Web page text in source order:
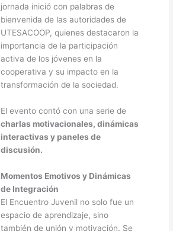
jornada inició con palabras de
bienvenida de las autoridades de
UTESACOOP, quienes destacaron la
importancia de la participación
activa de los jóvenes en la
cooperativa y su impacto en la
transformación de la sociedad.
El evento contó con una serie de
charlas motivacionales, dinámicas
interactivas y paneles de
discusión.
Momentos Emotivos y Dinámicas
de Integración
El Encuentro Juvenil no solo fue un
espacio de aprendizaje, sino
también de unión y motivación. Se